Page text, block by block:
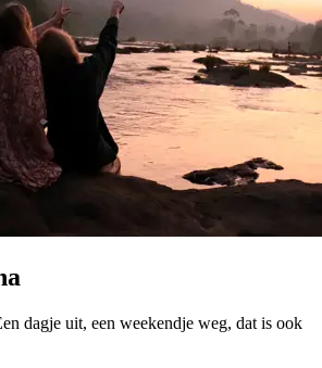
dagje uit, een weekendje weg, dat is ook